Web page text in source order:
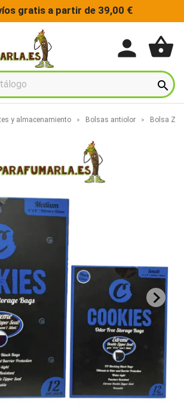
gratis a partir de 39,00 €
person shopping_basket

y almacenamiento Bolsas antiolor Bolsa Zip